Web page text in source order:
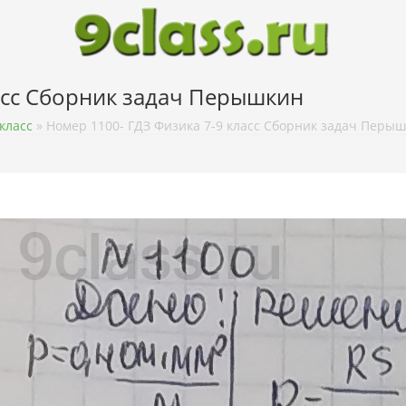
Сборник задач Перышкин
» Номер 1100- ГДЗ Физика 7-9 класс Сборник задач